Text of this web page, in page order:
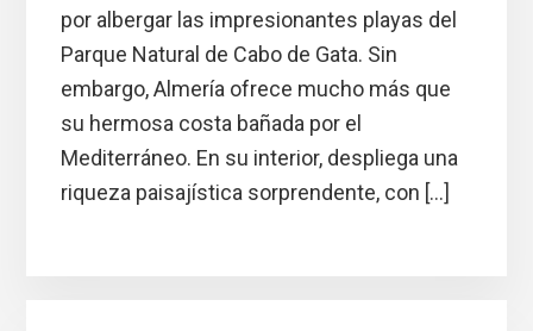
por albergar las impresionantes playas del
Parque Natural de Cabo de Gata. Sin
embargo, Almería ofrece mucho más que
su hermosa costa bañada por el
Mediterráneo. En su interior, despliega una
riqueza paisajística sorprendente, con […]